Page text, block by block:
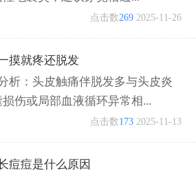
点击数269 2025-11-26
摸就疼还脱发
：头皮触痛伴脱发多与头皮炎
伤或局部血液循环异常相...
点击数173 2025-11-13
痘是什么原因